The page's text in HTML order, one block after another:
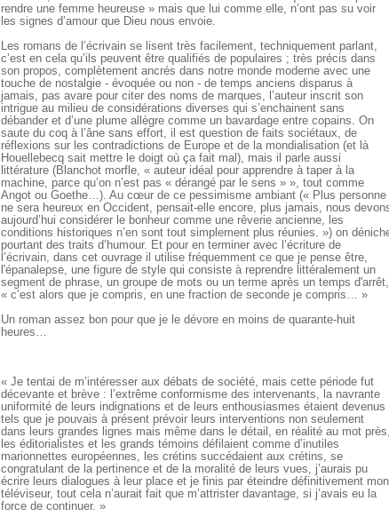
rendre une femme heureuse » mais que lui comme elle, n’ont pas su voir
les signes d’amour que Dieu nous envoie.
Les romans de l’écrivain se lisent très facilement, techniquement parlant,
c’est en cela qu’ils peuvent être qualifiés de populaires ; très précis dans
son propos, complètement ancrés dans notre monde moderne avec une
touche de nostalgie - évoquée ou non - de temps anciens disparus à
jamais, pas avare pour citer des noms de marques, l’auteur inscrit son
intrigue au milieu de considérations diverses qui s’enchainent sans
débander et d’une plume allègre comme un bavardage entre copains. On
saute du coq à l’âne sans effort, il est question de faits sociétaux, de
réflexions sur les contradictions de Europe et de la mondialisation (et là
Houellebecq sait mettre le doigt où ça fait mal), mais il parle aussi
littérature (Blanchot morfle, « auteur idéal pour apprendre à taper à la
machine, parce qu’on n’est pas « dérangé par le sens » », tout comme
Angot ou Goethe…). Au cœur de ce pessimisme ambiant (« Plus personne
ne sera heureux en Occident, pensait-elle encore, plus jamais, nous
aujourd’hui considérer le bonheur comme une rêverie ancienne, les
conditions historiques n’en sont tout simplement plus réunies. ») on
pourtant des traits d’humour. Et pour en terminer avec l’écriture de
l’écrivain, dans cet ouvrage il utilise fréquemment ce que je pense être,
l'épanalepse, une figure de style qui consiste à reprendre littéralement un
segment de phrase, un groupe de mots ou un terme après un temps d'arrêt,
« c’est alors que je compris, en une fraction de seconde je compris… »
Un roman assez bon pour que je le dévore en moins de quarante-huit
heures…
« Je tentai de m’intéresser aux débats de société, mais cette période fut
décevante et brève : l’extrême conformisme des intervenants, la navrante
uniformité de leurs indignations et de leurs enthousiasmes étaient devenus
tels que je pouvais à présent prévoir leurs interventions non seulement
dans leurs grandes lignes mais même dans le détail, en réalité au mot près,
les éditorialistes et les grands témoins défilaient comme d’inutiles
marionnettes européennes, les crétins succédaient aux crétins, se
congratulant de la pertinence et de la moralité de leurs vues, j’aurais pu
écrire leurs dialogues à leur place et je finis par éteindre définitivement mon
téléviseur, tout cela n’aurait fait que m’attrister davantage, si j’avais eu la
force de continuer. »